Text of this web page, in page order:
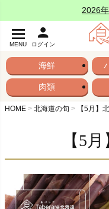
2026
MENU ログイン
海鮮
肉類
HOME 北海道の旬 【5月】
【5